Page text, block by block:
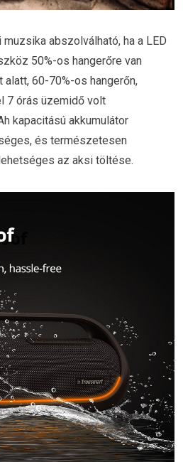
abszolválható, ha a LED
50%-os hangerőre van
60-70%-os hangerőn,
7 órás üzemidő volt
kapacitású akkumulátor
és természetesen
az aksi töltése.